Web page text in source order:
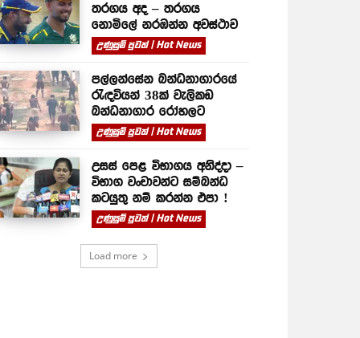
තරගය අද – තරගය
නොමිලේ නරඹන්න අවස්ථාව
උණුසුම් පුවත් | Hot News
පල්ලන්සේන බන්ධනාගාරයේ
රැඳවියන් 38ක් වැලිකඩ
බන්ධනාගාර රෝහලට
උණුසුම් පුවත් | Hot News
උසස් පෙළ විභාගය අනිද්දා –
විභාග වංචාවන්ට සම්බන්ධ
කටයුතු නම් කරන්න එපා !
උණුසුම් පුවත් | Hot News
Load more